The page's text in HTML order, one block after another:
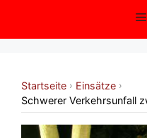
Startseite › Einsätze ›
Schwerer Verkehrsunfall